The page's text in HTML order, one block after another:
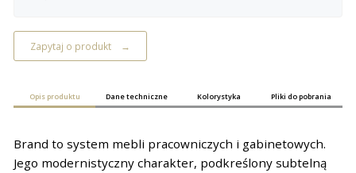
Zapytaj o produkt
Opis produktu Dane techniczne Kolorystyka Pliki do pobrania
Brand to system mebli pracowniczych i gabinetowych.
Jego modernistyczny charakter, podkreślony subtelną